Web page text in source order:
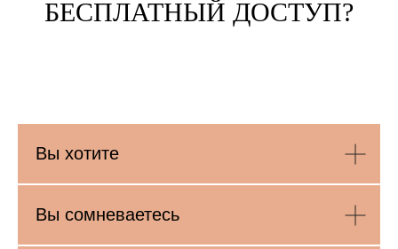
БЕСПЛАТНЫЙ ДОСТУП?
Вы хотите
Вы сомневаетесь